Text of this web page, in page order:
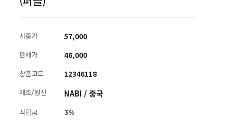
시중가 57,000
판매가 46,000
상품코드 12346118
제조/원산 NABI / 중국
적립금 3%